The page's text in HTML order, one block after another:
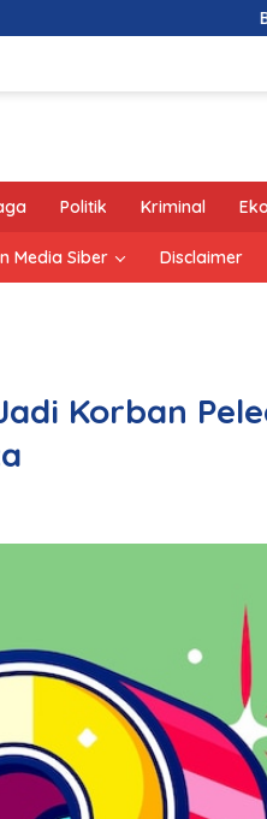
Berapa Usia
Politik Kriminal
Media Siber Disclaimer
Korban